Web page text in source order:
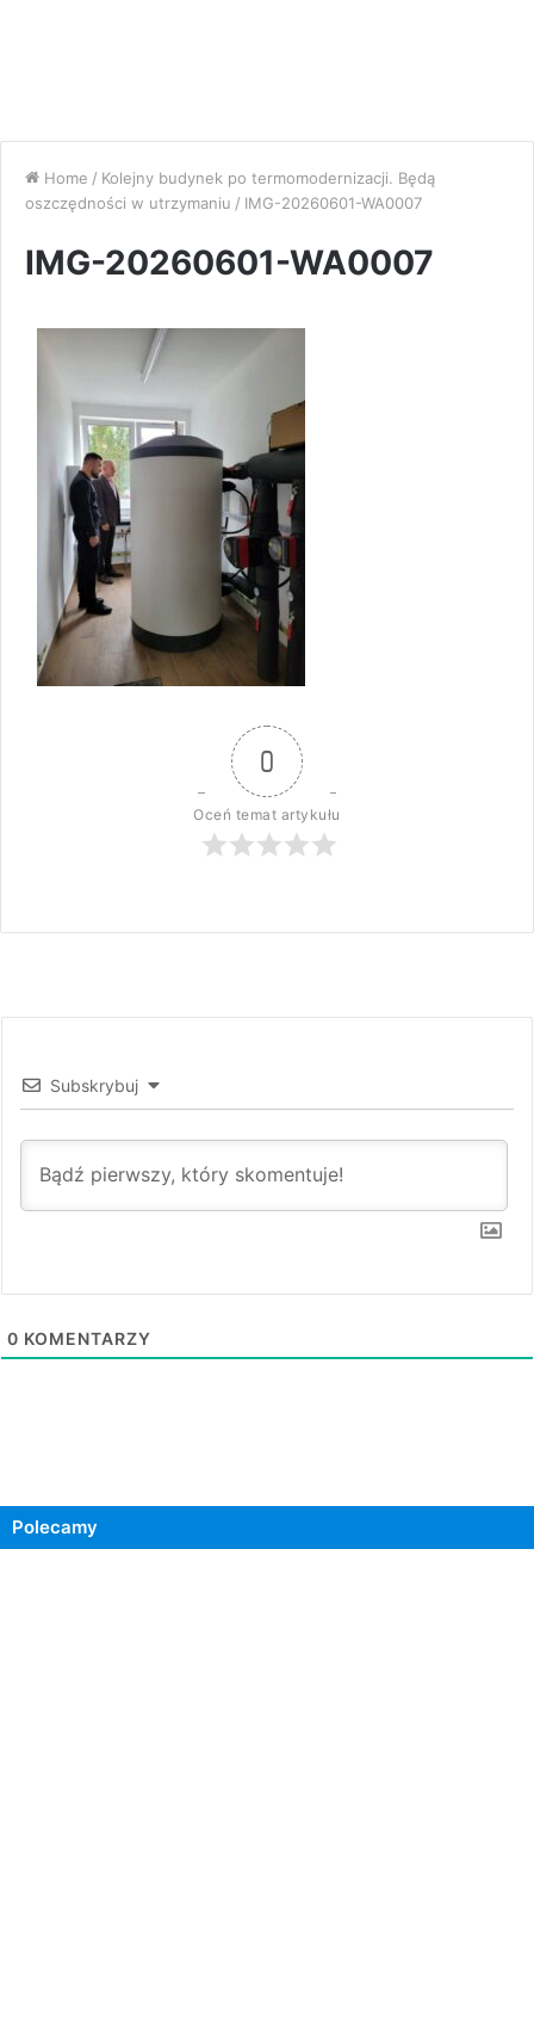
Home / Kolejny budynek po termomodernizacji. Będą
oszczędności w utrzymaniu / IMG-20260601-WA0007
IMG-20260601-WA0007
0
Oceń temat artykułu
Subskrybuj
0 KOMENTARZY
Polecamy